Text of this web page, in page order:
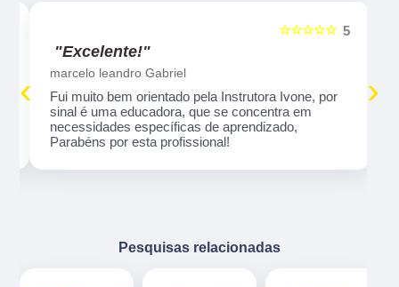
5
☆☆☆☆☆
"Excelente!"
marcelo leandro Gabriel
Fui muito bem orientado pela Instrutora Ivone, por
sinal é uma educadora, que se concentra em
necessidades específicas de aprendizado,
Parabéns por esta profissional!
‹ ›
Pesquisas relacionadas